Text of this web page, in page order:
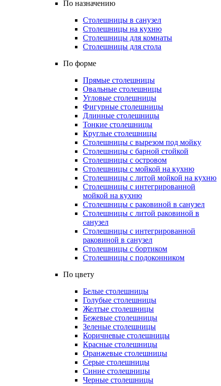
По назначению
Столешницы в санузел
Столешницы на кухню
Столешницы для комнаты
Столешницы для стола
По форме
Прямые столешницы
Овальные столешницы
Угловые столешницы
Фигурные столешницы
Длинные столешницы
Тонкие столешницы
Круглые столешницы
Столешницы с вырезом под мойку
Столешницы с барной стойкой
Столешницы с островом
Столешницы с мойкой на кухню
Столешницы с литой мойкой на кухню
Столешницы с интегрированной
мойкой на кухню
Столешницы с раковиной в санузел
Столешницы с литой раковиной в
санузел
Столешницы с интегрированной
раковиной в санузел
Столешницы с бортиком
Столешницы с подоконником
По цвету
Белые столешницы
Голубые столешницы
Желтые столешницы
Бежевые столешницы
Зеленые столешницы
Коричневые столешницы
Красные столешницы
Оранжевые столешницы
Серые столешницы
Синие столешницы
Черные столешницы